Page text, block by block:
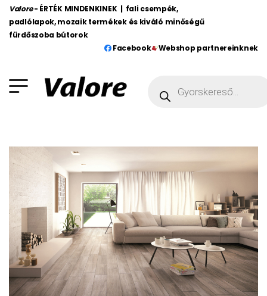
Valore - ÉRTÉK MINDENKINEK | fali csempék,
padlólapok, mozaik termékek és kiváló minőségű
fürdőszoba bútorok
Facebook
Webshop partnereinknek